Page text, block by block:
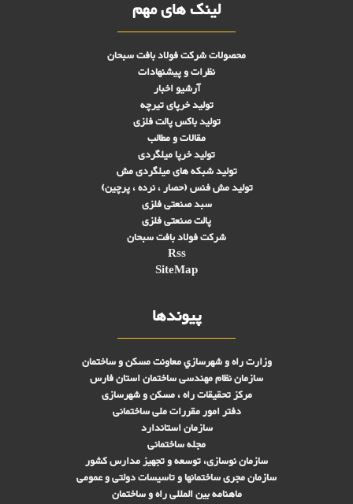
لینک های مهم
محصولات شرکت فولاد بافت سبحان
نظرات و پیشنهادات
آرشیو اخبار
تولید خرپای تیرچه
تولید باکس پالت فلزی
مقالات و مطالب
تولید خرپا میلگردی
تولید شبکه های ميلگردی مش
تولید مش فنس (حصار ، نرده ، پرچین)
سبد صنعتی فلزی
پالت صنعتی فلزی
شرکت فولاد بافت سبحان
Rss
SiteMap
پیوندها
وزارت راه و شهرسازي معاونت مسکن و ساختمان
سازمان نظام مهندسی ساختمان استان فارس
مرکز تحقیقات راه ، مسکن و شهرسازی
دفتر امور مقررات ملی ساختمانی
سازمان استاندارد
مجله ساختمانی
سازمان نوسازی، توسعه و تجهیز مدارس کشور
سازمان مجری ساختمانها و تاسيسات دولتی و عمومی
ماهنامه بین المللی راه و ساختمان